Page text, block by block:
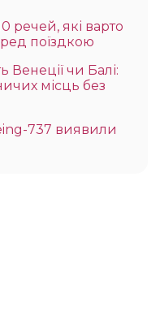
речей, які варто
поїздкою
Венеції чи Балі:
місць без
737 виявили